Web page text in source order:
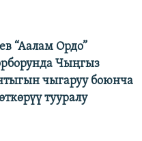
“Аалам Ордо”
Чыңгыз
чыгаруу боюнча
тууралу